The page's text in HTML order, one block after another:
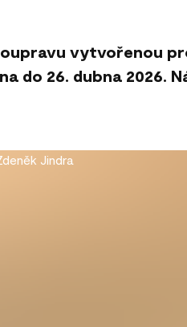
vytvořenou
do 26. dubna 2026.